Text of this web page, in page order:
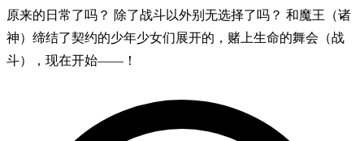
原来的日常了吗？ 除了战斗以外别无选择了吗？ 和魔王（诸
神）缔结了契约的少年少女们展开的，赌上生命的舞会（战
斗），现在开始——！